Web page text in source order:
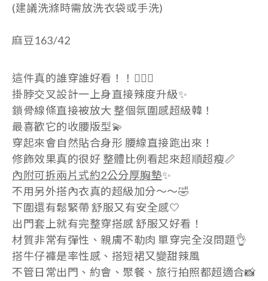
(建議洗滌時需放洗衣袋或手洗)
麻豆163/42
這件真的誰穿誰好看！！😮‍💨🖤
掛脖交叉設計一上身直接辣度升級✨
鎖骨線條直接被放大 整個氛圍感超級韓！
最喜歡它的收腰版型💫
穿起來會自然貼合身形 腰線直接跑出來！
修飾效果真的很好 整體比例看起來超順超瘦📏
內附可拆兩片式約2公分厚胸墊✨
不用另外搭內衣真的超級加分～～🤣
下圍還有鬆緊帶 舒服又有安全感🤍
出門套上就有完整穿搭感 舒服又好看！
材質非常有彈性、親膚不勒肉 單穿完全沒問題👌
搭牛仔褲是率性感、搭短裙又變甜辣風
不管日常出門、約會、聚餐、旅行拍照都超適合📸